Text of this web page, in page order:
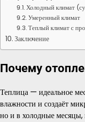
Холодный климат
Умеренный климат
Теплый климат с
Заключение
Почему
Теплица — идеальное
влажности и создаёт
но и в холодные месяцы,